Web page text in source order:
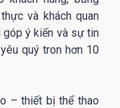
và khách quan
góp ý kiến và sự tin
quý tron hơn 10
– thiết bị thể thao